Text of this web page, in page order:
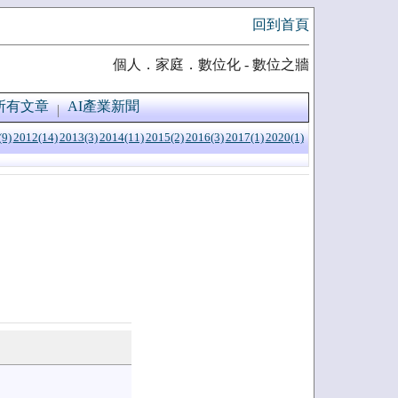
回到首頁
個人．家庭．數位化 - 數位之牆
有文章 AI產業新聞
2012(14)2013(3)2014(11)2015(2)2016(3)2017(1)2020(1)